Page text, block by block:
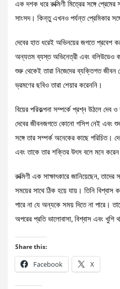
এক দশক ধরে রুক্মিণী মিত্রের সঙ্গে
সাংসদ। কিন্তু এখনও পর্যন্ত প্রেমিকার
দেবের হাত ধরেই অভিনয়ের জগতে প্রবেশ
অন্যতম ব্যস্ত অভিনেত্রী এবং বলিউডেও
শুরু থেকেই তারা নিজেদের ব্যক্তিগত জীবন
ভ্রমণের ছবিও তারা শেয়ার করেননি।
বিয়ের পরিকল্পনা সম্পর্কে প্রশ্ন উঠলে দেব
দেবের জীবনজগতে কোনো গসিপ নেই এবং
সঙ্গে তার সম্পর্ক অনেকের কাছে পরিচিত।
এবং তাকে তার শক্তির উৎস বলে মনে
রুক্মিণী এক সাক্ষাৎকারে জানিয়েছেন,
সময়ের সাথে ঠিক হয়ে যায়। তিনি
পারে না যে অন্যকে সময় দিতে না পারে।
অপরের প্রতি ভালোবাসা, বিশ্বাস এবং খুশি
Share this:
Facebook X